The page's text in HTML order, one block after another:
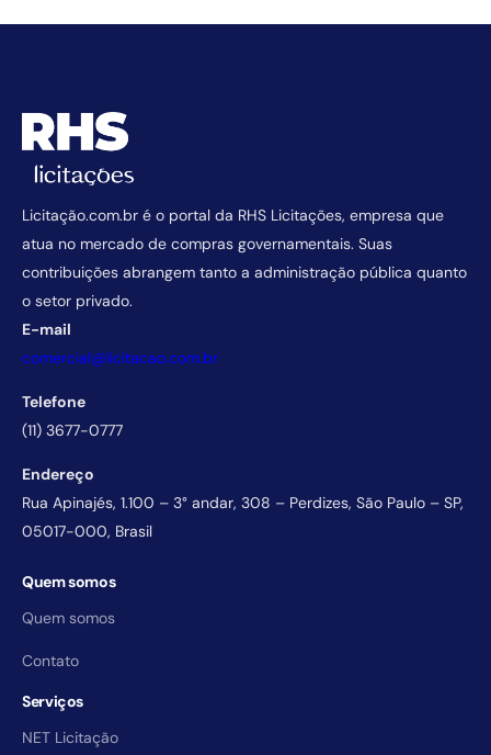
Licitação.com.br é o portal da RHS Licitações, empresa que
atua no mercado de compras governamentais. Suas
contribuições abrangem tanto a administração pública quanto
o setor privado.
E-mail
comercial@licitacao.com.br
Telefone
(11) 3677-0777
Endereço
Rua Apinajés, 1.100 – 3° andar, 308 – Perdizes, São Paulo – SP,
05017-000, Brasil
Quem somos
Quem somos
Contato
Serviços
NET Licitação